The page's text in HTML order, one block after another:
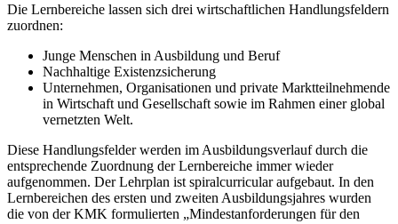
Die Lernbereiche lassen sich drei wirtschaftlichen Handlungsfeldern
zuordnen:
Junge Menschen in Ausbildung und Beruf
Nachhaltige Existenzsicherung
Unternehmen, Organisationen und private Marktteilnehmende
in Wirtschaft und Gesellschaft sowie im Rahmen einer global
vernetzten Welt.
Diese Handlungsfelder werden im Ausbildungsverlauf durch die
entsprechende Zuordnung der Lernbereiche immer wieder
aufgenommen. Der Lehrplan ist spiralcurricular aufgebaut. In den
Lernbereichen des ersten und zweiten Ausbildungsjahres wurden
die von der KMK formulierten „Mindestanforderungen für den